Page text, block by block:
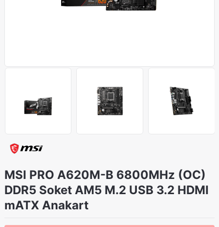
MSI PRO A620M-B 6800MHz (OC)
DDR5 Soket AM5 M.2 USB 3.2 HDMI
mATX Anakart